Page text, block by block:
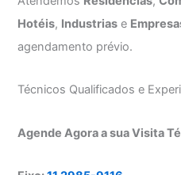
Hotéis, Industrias e
agendamento prévio.
Técnicos Qualificados e
Agende Agora a sua Visita